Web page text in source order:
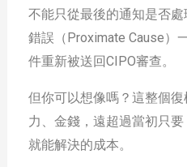
不能只從最後的通知是否
錯誤（Proximate Cause）
件重新被送回CIPO審查。
但你可以想像嗎？這整個
力、金錢，遠超過當初只要
就能解決的成本。